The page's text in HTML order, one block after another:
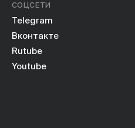
СОЦСЕТИ
Telegram
Вконтакте
Rutube
Youtube